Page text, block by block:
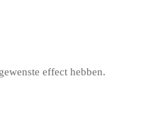
effect hebben.